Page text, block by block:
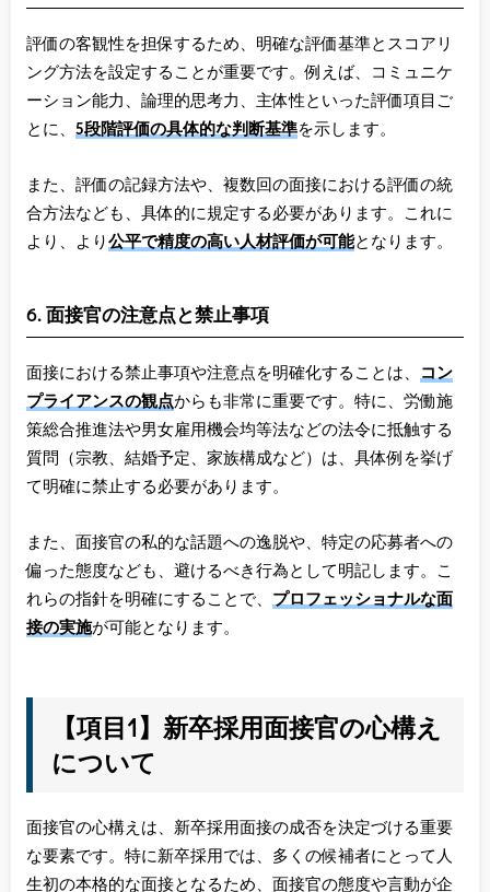
評価の客観性を担保するため、明確な評価基準とスコアリ
ング方法を設定することが重要です。例えば、コミュニケ
ーション能力、論理的思考力、主体性といった評価項目ご
とに、 5段階評価の具体的な判断基準を示します。
また、評価の記録方法や、複数回の面接における評価の統
合方法なども、具体的に規定する必要があります。これに
より、より公平で精度の高い人材評価が可能となります。
6. 面接官の注意点と禁止事項
面接における禁止事項や注意点を明確化することは、
コン
プライアンスの観点からも非常に重要です。特に、労働施
策総合推進法や男女雇用機会均等法などの法令に抵触する
質問（宗教、結婚予定、家族構成など）は、具体例を挙げ
て明確に禁止する必要があります。
また、面接官の私的な話題への逸脱や、特定の応募者への
偏った態度なども、避けるべき行為として明記します。こ
れらの指針を明確にすることで、 プロフェッショナルな面
接の実施が可能となります。
【項目1】新卒採用面接官の心構え
について
面接官の心構えは、新卒採用面接の成否を決定づける重要
な要素です。特に新卒採用では、多くの候補者にとって人
生初の本格的な面接となるため、面接官の態度や言動が企